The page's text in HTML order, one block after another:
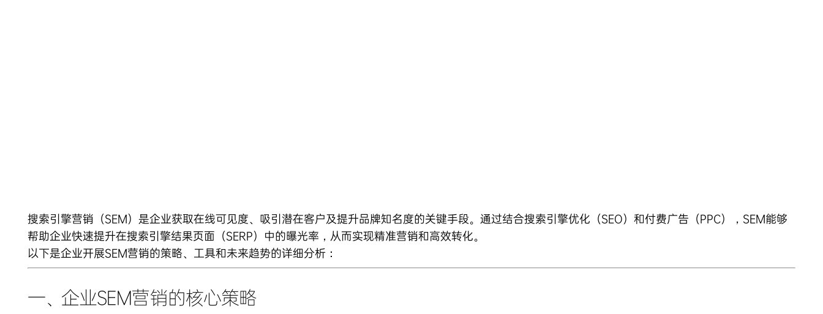
搜索引擎营销（SEM）是企业获取在线可见度、吸引潜在客户及提升品牌知名度的关键手段。通过结合搜索引擎优化 （SEO）和付费广告（PPC），SEM能够
帮助企业快速提升在搜索引擎结果页面（SERP）中的曝光率，从而实现精准营销和高效转化。
以下是企业开展SEM营销的策略、工具和未来趋势的详细分析：
一、企业SEM营销的核心策略